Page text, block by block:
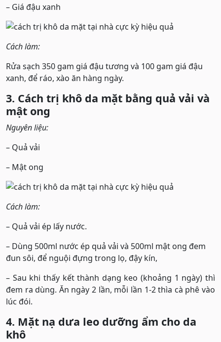
– Giá đậu xanh
Cách làm:
Rửa sạch 350 gam giá đậu tương và 100 gam giá đậu
xanh, để ráo, xào ăn hàng ngày.
3. Cách trị khô da mặt bằng quả vải và
mật ong
Nguyên liệu:
– Quả vải
– Mật ong
Cách làm:
– Quả vải ép lấy nước.
– Dùng 500ml nước ép quả vải và 500ml mật ong đem
đun sôi, để nguội đựng trong lọ, đậy kín,
– Sau khi thấy kết thành dạng keo (khoảng 1 ngày) thì
đem ra dùng. Ăn ngày 2 lần, mỗi lần 1-2 thìa cà phê vào
lúc đói.
4. Mặt nạ dưa leo dưỡng ẩm cho da
khô